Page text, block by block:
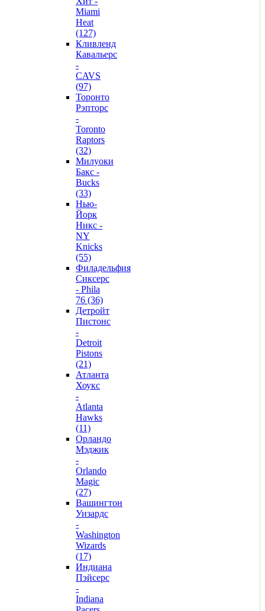
Miami
Heat
(127)
Кливленд
Кавальерс
-
CAVS
(97)
Торонто
Рэпторс
-
Toronto
Raptors
(32)
Милуоки
Бакс -
Bucks
(33)
Нью-
Йорк
Никс -
NY
Knicks
(55)
Филадельфия
Сиксерс
- Phila
76 (36)
Детройт
Пистонс
-
Detroit
Pistons
(21)
Атланта
Хоукс
-
Atlanta
Hawks
(11)
Орландо
Мэджик
-
Orlando
Magic
(27)
Вашингтон
Уизардс
-
Washington
Wizards
(17)
Индиана
Пэйсерс
-
Indiana